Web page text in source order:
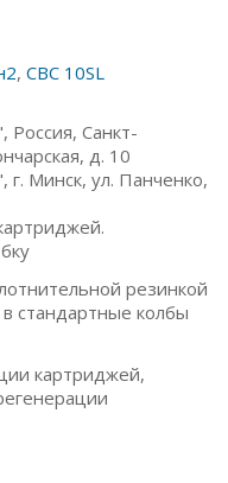
, СВС 10SL
Санкт-
д. 10
Минск, ул. Панченко,
резинкой
стандартные колбы
картриджей,